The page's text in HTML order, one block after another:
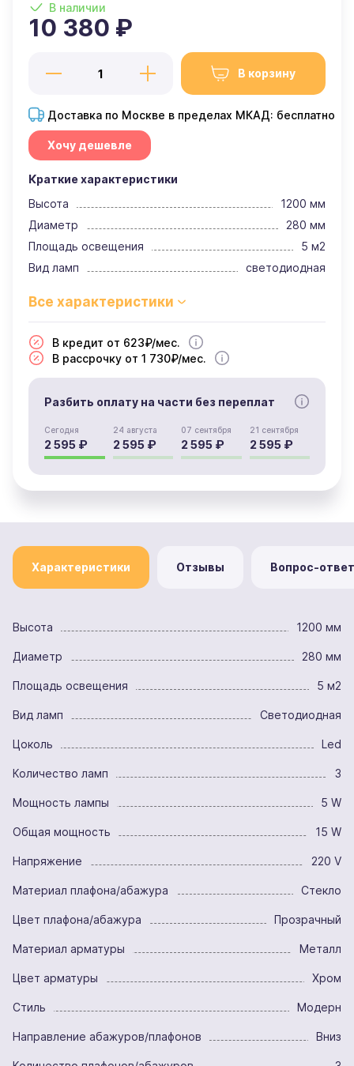
В наличии
10 380 ₽
В корзину
Доставка по Москве в пределах МКАД: бесплатно
Хочу дешевле
Краткие характеристики
Высота
1200 мм
Диаметр
280 мм
Площадь освещения
5 м2
Вид ламп
светодиодная
В кредит от 623₽/мес.
В рассрочку от 1 730₽/мес.
Разбить оплату на части без переплат
Сегодня
2 595 ₽
24 августа
2 595 ₽
07 сентября
2 595 ₽
21 сентября
2 595 ₽
Характеристики Отзывы Вопрос-ответ
Высота 1200 мм
Диаметр 280 мм
Площадь освещения 5 м2
Вид ламп Светодиодная
Цоколь Led
Количество ламп 3
Мощность лампы 5 W
Общая мощность 15 W
Напряжение 220 V
Материал плафона/абажура Стекло
Цвет плафона/абажура Прозрачный
Материал арматуры Металл
Цвет арматуры Хром
Стиль Модерн
Направление абажуров/плафонов Вниз